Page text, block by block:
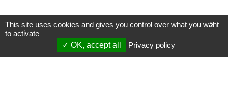
X
This site uses cookies and gives you control over what you want
to activate
OK, accept all
Privacy policy